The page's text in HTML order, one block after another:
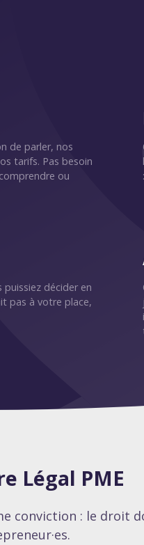
de parler, nos
tarifs. Pas besoin
ou
décider en
pas à votre place,
Légal PME
conviction : le droit